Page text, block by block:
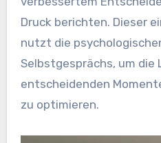
Druck berichten. Dieser
nutzt die
Selbstgesprächs, um die
entscheidenden
zu optimieren.